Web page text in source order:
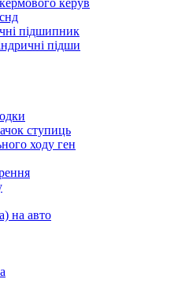
керув
підшипник
підши
ступиць
ходу ген
на авто